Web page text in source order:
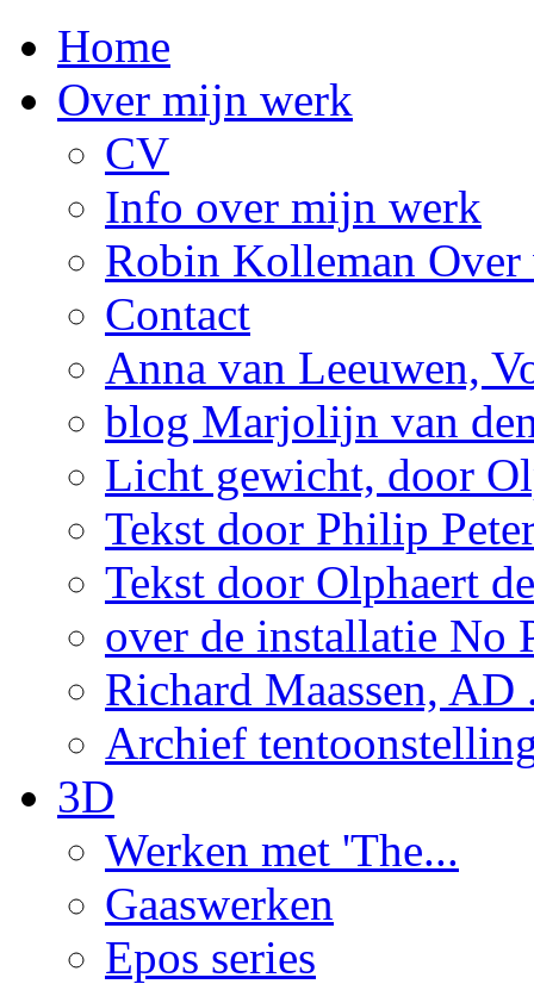
Home
Over mijn werk
CV
Info over mijn werk
Robin Kolleman
Contact
Anna van Leeuwen,
blog Marjolijn van
Licht gewicht, door
Tekst door Philip
Tekst door Olphaert
over de installatie No
Richard Maassen, AD
Archief
3D
Werken met 'The...
Gaaswerken
Epos series